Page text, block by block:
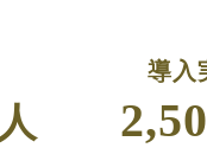
人
導入